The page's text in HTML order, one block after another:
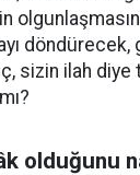
sizin ilah diye
olduğunu